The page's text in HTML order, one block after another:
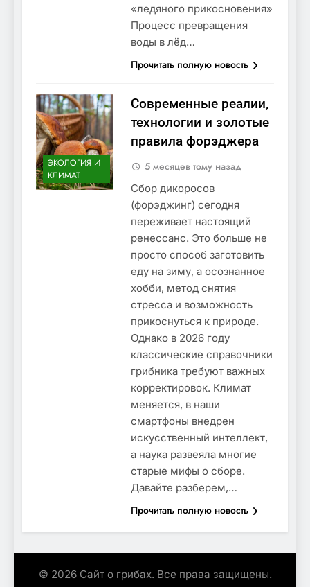
«ледяного прикосновения»
Процесс превращения
воды в лёд…
Прочитать полную новость
ЭКОЛОГИЯ И
КЛИМАТ
Современные реалии,
технологии и золотые
правила форэджера
5 месяцев тому назад
Сбор дикоросов
(форэджинг) сегодня
переживает настоящий
ренессанс. Это больше не
просто способ заготовить
еду на зиму, а осознанное
хобби, метод снятия
стресса и возможность
прикоснуться к природе.
Однако в 2026 году
классические справочники
грибника требуют важных
корректировок. Климат
меняется, в наши
смартфоны внедрен
искусственный интеллект,
а наука развеяла многие
старые мифы о сборе.
Давайте разберем,…
Прочитать полную новость
© 2026 Сайт о грибах. Все права защищены.